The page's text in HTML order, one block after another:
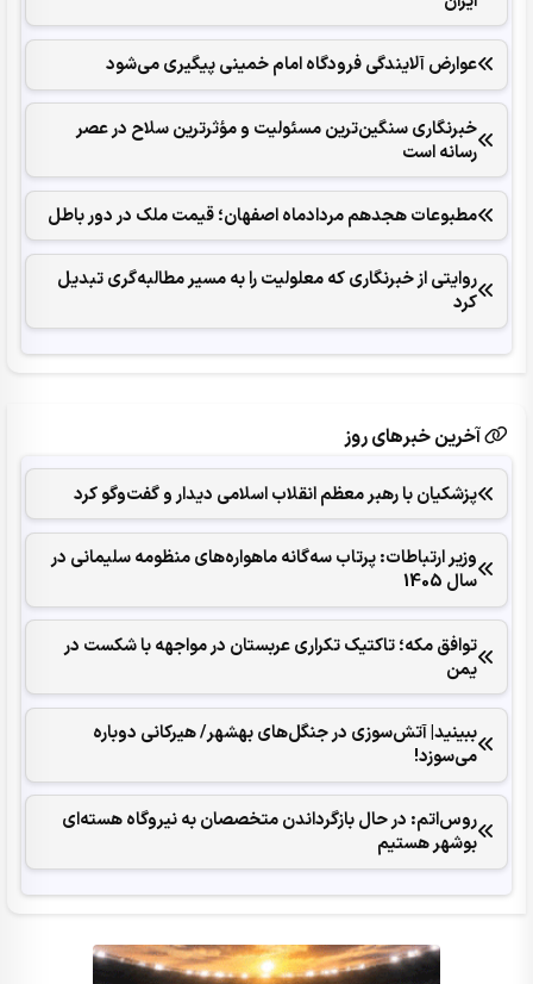
عوارض آلایندگی فرودگاه امام خمینی پیگیری می‌شود
خبرنگاری سنگین‌ترین مسئولیت و مؤثرترین سلاح در عصر
رسانه است
مطبوعات هجدهم مردادماه اصفهان؛ قیمت ملک در دور باطل
روایتی از خبرنگاری که معلولیت را به مسیر مطالبه‌گری تبدیل
کرد
آخرین خبرهای روز
پزشکیان با رهبر معظم انقلاب اسلامی دیدار و گفت‌وگو کرد
وزیر ارتباطات: پرتاب سه‌گانه ماهواره‌های منظومه سلیمانی در
سال 1405
توافق مکه؛ تاکتیک تکراری عربستان در مواجهه با شکست در
یمن
ببینید| آتش‌سوزی در جنگل‌های بهشهر/ هیرکانی دوباره
می‌سوزد!
روس‌اتم: در حال بازگرداندن متخصصان به نیروگاه هسته‌ای
بوشهر هستیم